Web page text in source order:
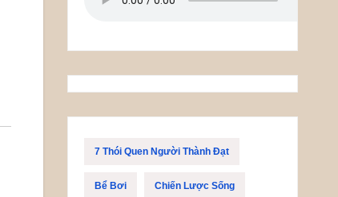
7 Thói Quen Người Thành Đạt
Bể Bơi Chiến Lược Sống